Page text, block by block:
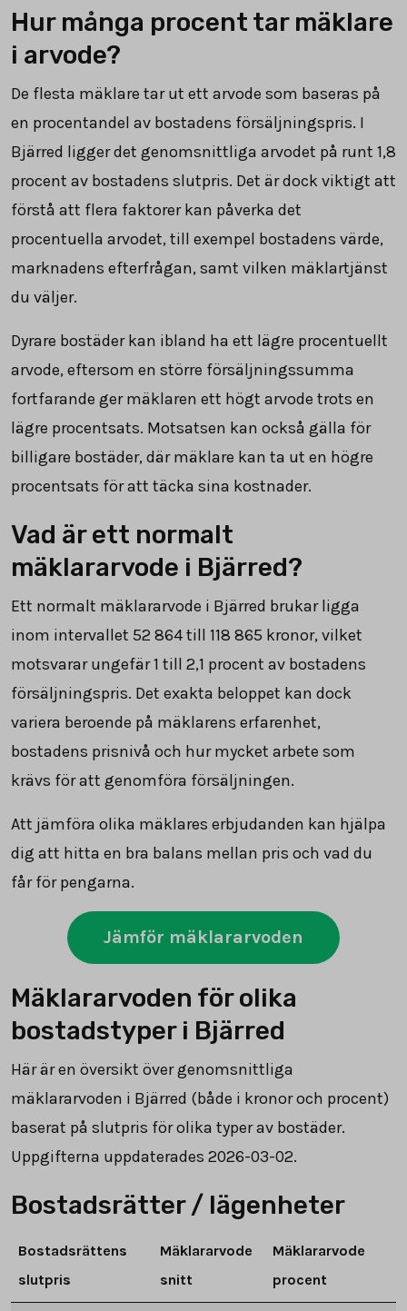
Hur många procent tar mäklare
i arvode?
De flesta mäklare tar ut ett arvode som baseras på
en procentandel av bostadens försäljningspris. I
Bjärred ligger det genomsnittliga arvodet på runt 1,8
procent av bostadens slutpris. Det är dock viktigt att
förstå att flera faktorer kan påverka det
procentuella arvodet, till exempel bostadens värde,
marknadens efterfrågan, samt vilken mäklartjänst
du väljer.
Dyrare bostäder kan ibland ha ett lägre procentuellt
arvode, eftersom en större försäljningssumma
fortfarande ger mäklaren ett högt arvode trots en
lägre procentsats. Motsatsen kan också gälla för
billigare bostäder, där mäklare kan ta ut en högre
procentsats för att täcka sina kostnader.
Vad är ett normalt
mäklararvode i Bjärred?
Ett normalt mäklararvode i Bjärred brukar ligga
inom intervallet 52 864till 118 865 kronor, vilket
motsvarar ungefär 1 till 2,1 procent av bostadens
försäljningspris. Det exakta beloppet kan dock
variera beroende på mäklarens erfarenhet,
bostadens prisnivå och hur mycket arbete som
krävs för att genomföra försäljningen.
Att jämföra olika mäklares erbjudanden kan hjälpa
dig att hitta en bra balans mellan pris och vad du
får för pengarna.
Jämför mäklararvoden
Mäklararvoden för olika
bostadstyper i Bjärred
Här är en översikt över genomsnittliga
mäklararvoden i Bjärred (både i kronor och procent)
baserat på slutpris för olika typer av bostäder.
Uppgifterna uppdaterades 2026-03-02.
Bostadsrätter / lägenheter
Bostadsrättens
slutpris
Mäklararvode
snitt
Mäklararvode
procent